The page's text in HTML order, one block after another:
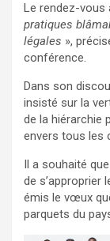
Le rendez-vous
pratiques
légales »,
conférence.
Dans son
insisté sur la
de la hiérarchie
envers tous les
Il a souhaité
de s’approprier
émis le vœux
parquets du